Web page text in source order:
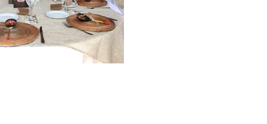
Matrimonio
salon
matrimonio
boda
santiago
region